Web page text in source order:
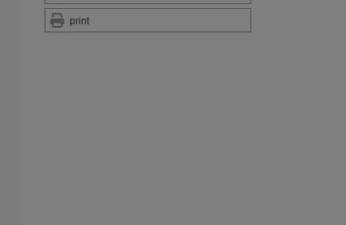
print